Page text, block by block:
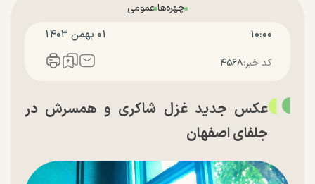
چهره‌هاعمومی
۱۰:۰۰ ۰۱ بهمن ۱۴۰۳
کد خبر:۴۵۶۸
عکس جدید غزل شاکری و همسرش در
جلفای اصفهان